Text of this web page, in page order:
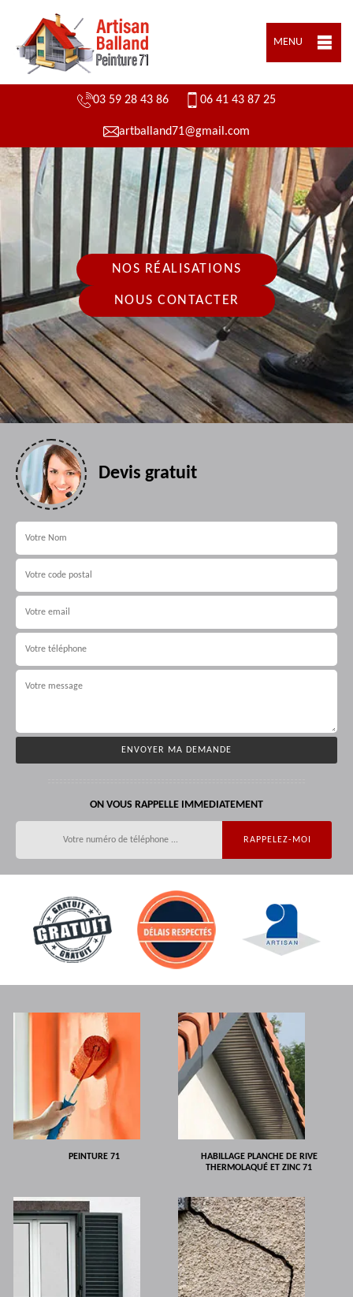
MENU
03 59 28 43 86 06 41 43 87 25
artballand71@gmail.com
NOS RÉALISATIONS
NOUS CONTACTER
Devis gratuit
ON VOUS RAPPELLE IMMEDIATEMENT
PEINTURE 71
HABILLAGE PLANCHE DE RIVE
THERMOLAQUÉ ET ZINC 71